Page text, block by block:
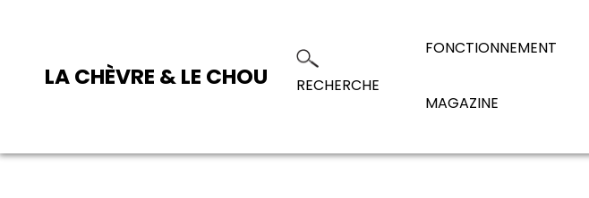
LA CHÈVRE & LE CHOU RECHERCHE
FONCTIONNEMENT
MAGAZINE